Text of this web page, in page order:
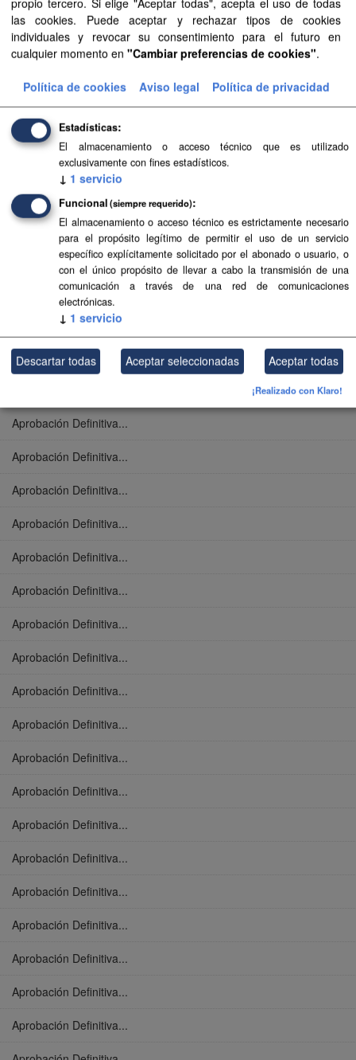
Aprobación Definitiva...
Aprobación Definitiva...
Aprobación Definitiva...
Aprobación Definitiva...
Aprobación Definitiva...
Aprobación Definitiva...
Aprobación Definitiva...
Aprobación Definitiva...
Aprobación Definitiva...
Aprobación Definitiva...
Aprobación Definitiva...
Aprobación Definitiva...
Aprobación Definitiva...
Aprobación Definitiva...
Aprobación Definitiva...
Aprobación Definitiva...
Aprobación Definitiva...
Aprobación Definitiva...
Aprobación Definitiva...
Aprobación Definitiva...
Aprobación Definitiva...
Aprobación Definitiva...
Aprobación Definitiva...
Aprobación Definitiva...
Aprobación Definitiva...
Aprobación Definitiva...
Aprobación Definitiva...
Aprobación Definitiva...
Aprobación Definitiva...
Aprobación Definitiva...
las cookies. Puede aceptar y rechazar tipos de cookies
individuales y revocar su consentimiento para el futuro en
cualquier momento en "Cambiar preferencias de cookies".
Política de cookies Aviso legal Política de privacidad
Estadísticas
El almacenamiento o acceso técnico que es utilizado
exclusivamente con fines estadísticos.
↓ 1 servicio
Funcional (siempre requerido)
El almacenamiento o acceso técnico es estrictamente necesario
para el propósito legítimo de permitir el uso de un servicio
específico explícitamente solicitado por el abonado o usuario, o
con el único propósito de llevar a cabo la transmisión de una
comunicación a través de una red de comunicaciones
electrónicas.
↓ 1 servicio
Descartar todas Aceptar seleccionadas Aceptar todas
¡Realizado con Klaro!